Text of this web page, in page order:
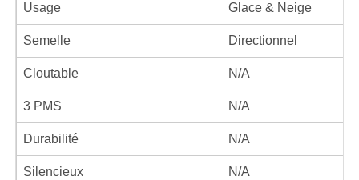
Usage Glace & Neige
Semelle Directionnel
Cloutable N/A
3 PMS N/A
Durabilité N/A
Silencieux N/A